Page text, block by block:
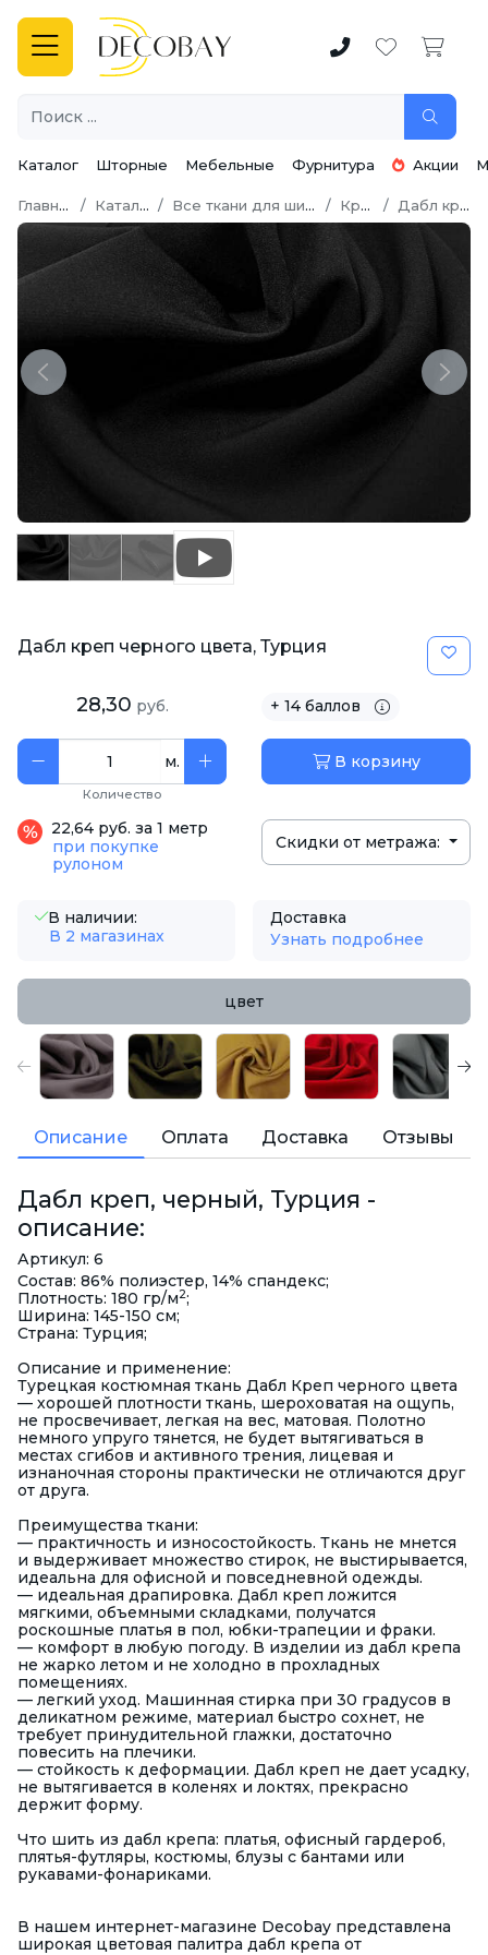
Каталог Шторные Мебельные Фурнитура Акции
Главная Каталог Все ткани для шитья Креп Дабл креп
Previous Next
Дабл креп черного цвета, Турция
28,30 руб. + 14 баллов
м.
Количество
В корзину
22,64 руб. за 1 метр
при покупке
рулоном
Скидки от метража:
В наличии:
В 2 магазинах
Доставка
Узнать подробнее
цвет
Описание Оплата Доставка Отзывы
Дабл креп, черный, Турция -
описание:
Артикул: 6
Состав: 86% полиэстер, 14% спандекс;
Плотность: 180 гр/м2;
Ширина: 145-150 см;
Страна: Турция;
Описание и применение:
Турецкая костюмная ткань Дабл Креп черного цвета
— хорошей плотности ткань, шероховатая на ощупь,
не просвечивает, легкая на вес, матовая. Полотно
немного упруго тянется, не будет вытягиваться в
местах сгибов и активного трения, лицевая и
изнаночная стороны практически не отличаются друг
от друга.
Преимущества ткани:
— практичность и износостойкость. Ткань не мнется
и выдерживает множество стирок, не выстирывается,
идеальна для офисной и повседневной одежды.
— идеальная драпировка. Дабл креп ложится
мягкими, объемными складками, получатся
роскошные платья в пол, юбки-трапеции и фраки.
— комфорт в любую погоду. В изделии из дабл крепа
не жарко летом и не холодно в прохладных
помещениях.
— легкий уход. Машинная стирка при 30 градусов в
деликатном режиме, материал быстро сохнет, не
требует принудительной глажки, достаточно
повесить на плечики.
— стойкость к деформации. Дабл креп не дает усадку,
не вытягивается в коленях и локтях, прекрасно
держит форму.
Что шить из дабл крепа: платья, офисный гардероб,
плятья-футляры, костюмы, блузы с бантами или
рукавами-фонариками.
В нашем интернет-магазине Decobay представлена
широкая цветовая палитра дабл крепа от